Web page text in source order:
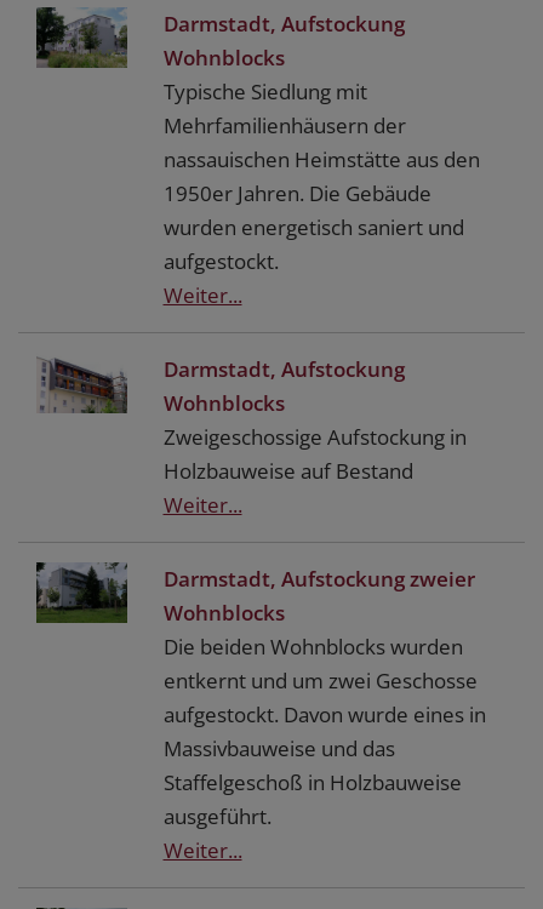
Darmstadt, Aufstockung
Wohnblocks
Typische Siedlung mit
Mehrfamilienhäusern der
nassauischen Heimstätte aus den
1950er Jahren. Die Gebäude
wurden energetisch saniert und
aufgestockt.
Weiter...
Darmstadt, Aufstockung
Wohnblocks
Zweigeschossige Aufstockung in
Holzbauweise auf Bestand
Weiter...
Darmstadt, Aufstockung zweier
Wohnblocks
Die beiden Wohnblocks wurden
entkernt und um zwei Geschosse
aufgestockt. Davon wurde eines in
Massivbauweise und das
Staffelgeschoß in Holzbauweise
ausgeführt.
Weiter...